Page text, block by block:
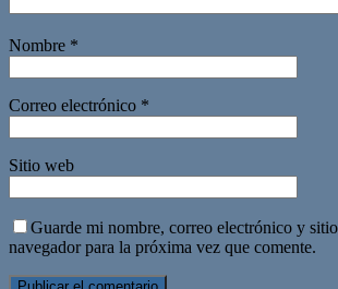
Nombre *
Correo electrónico *
Sitio web
Guarde mi nombre, correo electrónico y
navegador para la próxima vez que comente.